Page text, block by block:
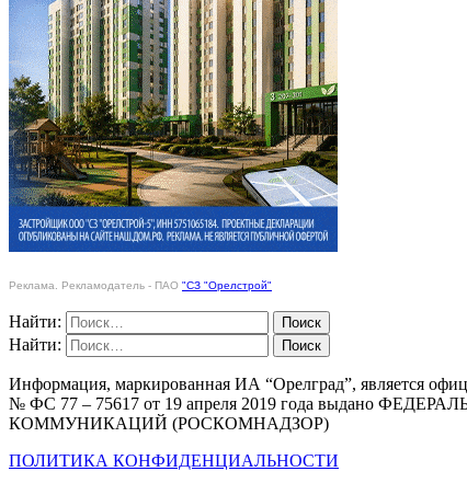
Реклама. Рекламодатель - ПАО "СЗ "Орелстрой"
Найти:
Найти:
Информация, маркированная ИА “Орелград”, является
№ ФС 77 – 75617 от 19 апреля 2019 года выдано
КОММУНИКАЦИЙ (РОСКОМНАДЗОР)
ПОЛИТИКА КОНФИДЕНЦИАЛЬНОСТИ